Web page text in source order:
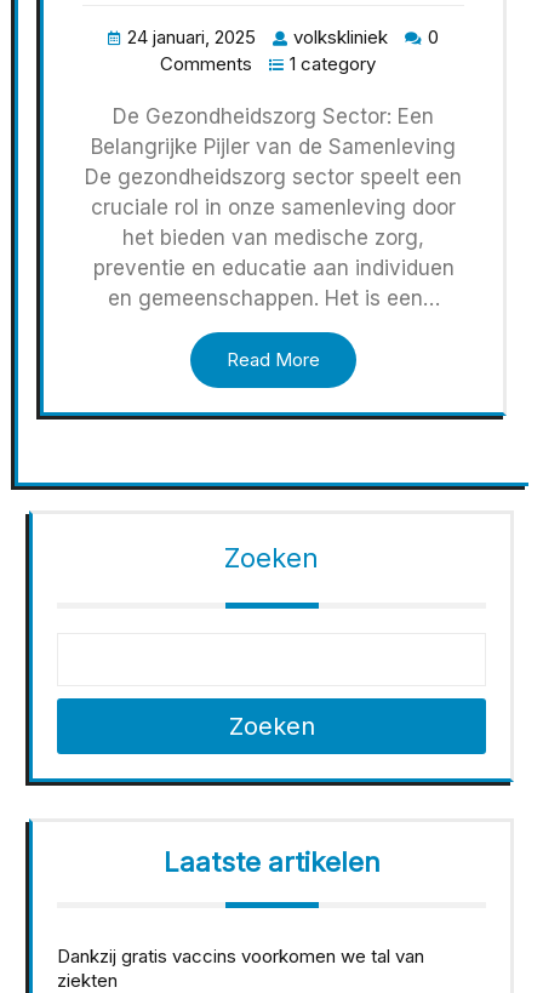
24 januari, 2025 volkskliniek
0
Comments
1 category
De Gezondheidszorg Sector: Een
Belangrijke Pijler van de Samenleving
De gezondheidszorg sector speelt een
cruciale rol in onze samenleving door
het bieden van medische zorg,
preventie en educatie aan individuen
en gemeenschappen. Het is een…
Read More
Zoeken
Zoeken
Laatste artikelen
Dankzij gratis vaccins voorkomen we tal van
ziekten